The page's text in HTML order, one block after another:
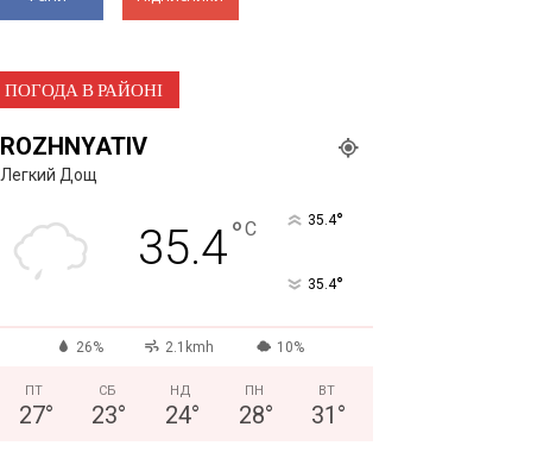
ПОГОДА В РАЙОНІ
ROZHNYATIV
Легкий Дощ
35.4°C 35.4°
35.4°
26% 2.1kmh 10%
ПТ
27°
СБ
23°
НД
24°
ПН
28°
ВТ
31 °